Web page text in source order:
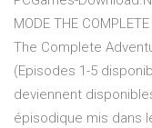
MODE THE
The Complete
(Episodes 1-5
deviennent
épisodique mis dans